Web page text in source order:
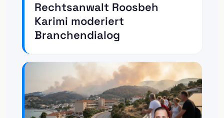
Rechtsanwalt Roosbeh
Karimi moderiert
Branchendialog